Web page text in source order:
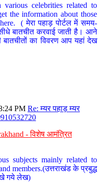
celebrities related to
the information about those
( मेरा पहाड़ पोर्टल में समय-
बातचीत करवाई जाती है। आने
बातचीतों का विवरण आप यहां देख
PM Re: म्यर पहाड़ म्यर
- विशेष आमंत्रित
subjects mainly related to
members.(उत्तराखंड के प्रबुद्ध
गये लेख)